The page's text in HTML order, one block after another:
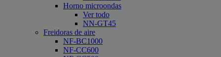
Horno microondas
Ver todo
NN-GT45
Freidoras de aire
NF-BC1000
NF-CC600